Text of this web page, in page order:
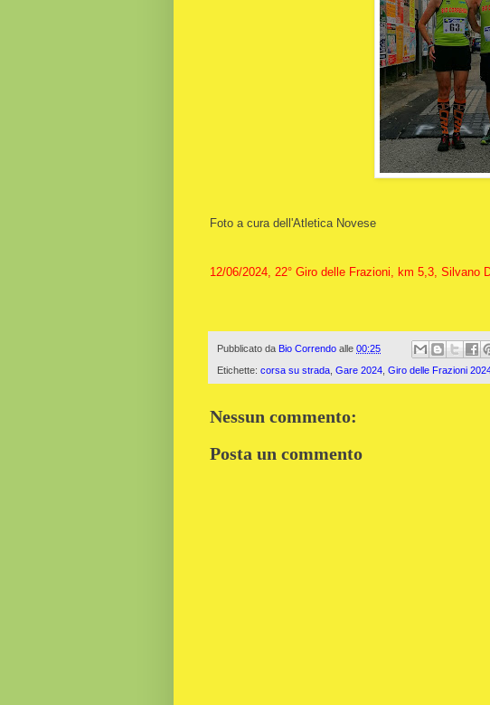
Foto a cura dell'Atletica Novese
12/06/2024, 22° Giro delle Frazioni, km 5,3, Silvano
Pubblicato da Bio Correndo alle 00:25
Etichette: corsa su strada Gare 2024 Giro delle Frazioni
Nessun commento:
Posta un commento